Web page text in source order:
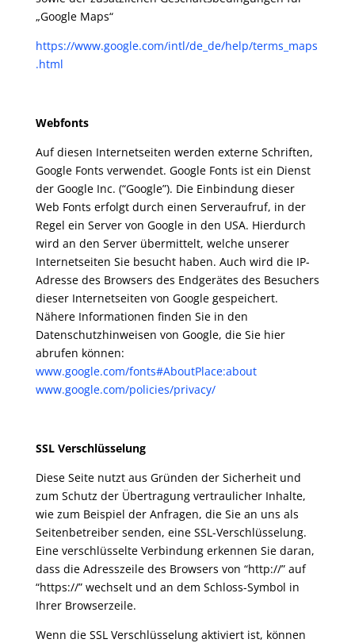
„Google Maps“
https://www.google.com/intl/de_de/help/terms_maps
.html
Webfonts
Auf diesen Internetseiten werden externe Schriften,
Google Fonts verwendet. Google Fonts ist ein Dienst
der Google Inc. (“Google”). Die Einbindung dieser
Web Fonts erfolgt durch einen Serveraufruf, in der
Regel ein Server von Google in den USA. Hierdurch
wird an den Server übermittelt, welche unserer
Internetseiten Sie besucht haben. Auch wird die IP-
Adresse des Browsers des Endgerätes des Besuchers
dieser Internetseiten von Google gespeichert.
Nähere Informationen finden Sie in den
Datenschutzhinweisen von Google, die Sie hier
abrufen können:
www.google.com/fonts#AboutPlace:about
www.google.com/policies/privacy/
SSL Verschlüsselung
Diese Seite nutzt aus Gründen der Sicherheit und
zum Schutz der Übertragung vertraulicher Inhalte,
wie zum Beispiel der Anfragen, die Sie an uns als
Seitenbetreiber senden, eine SSL-Verschlüsselung.
Eine verschlüsselte Verbindung erkennen Sie daran,
dass die Adresszeile des Browsers von “http://” auf
“https://” wechselt und an dem Schloss-Symbol in
Ihrer Browserzeile.
Wenn die SSL Verschlüsselung aktiviert ist, können